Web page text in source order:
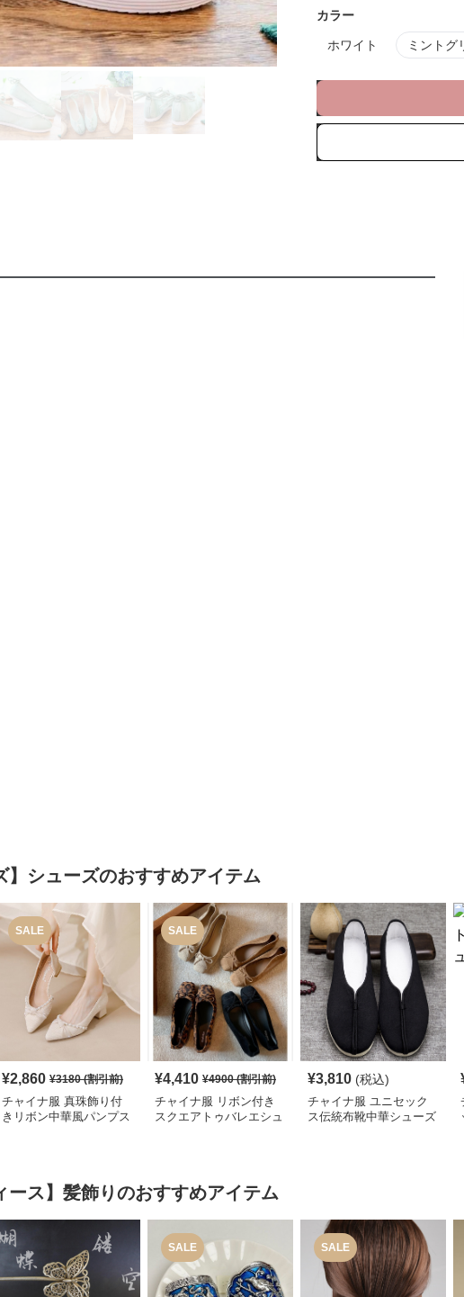
カラー
ホワイト ミントグ
】シューズのおすすめアイテム
SALE
¥2,860 ¥3180(割引前)
チャイナ服 真珠飾り付
きリボン中華風パンプス
SALE
¥4,410 ¥4900(割引前)
チャイナ服 リボン付き
スクエアトゥバレエシュ
¥3,810 (税込)
チャイナ服 ユニセック
ス伝統布靴中華シューズ
ース】髪飾りのおすすめアイテム
SALE SALE